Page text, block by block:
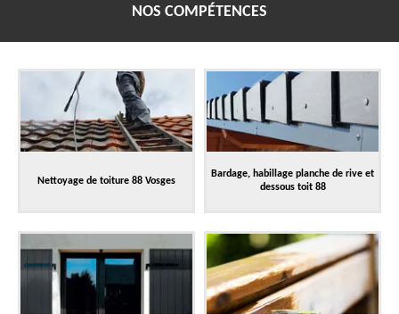
NOS COMPÉTENCES
Nettoyage de toiture 88 Vosges
Bardage, habillage planche de rive et
dessous toit 88